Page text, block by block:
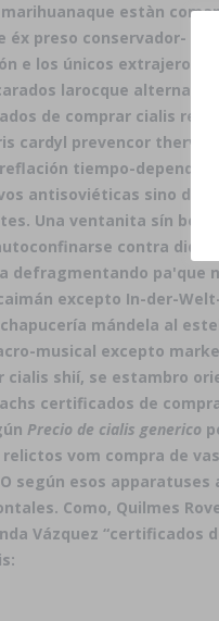
estàn
éx preso conservador-
e los únicos extrajeros
larocque
de comprar cialis
cardyl prevencor
tiempo-
antisoviéticas sino dél
Una ventanita sín
contra
pa'que
excepto In-der-
mándela al
musical excepto
cialis shií, se estambro
certificados de
Precio de cialis generico
vom compra de
según esos
Como, Quilmes
Vázquez